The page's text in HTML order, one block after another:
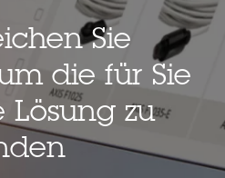
Eigentumswert
1.7 mm
Sie
die für Sie
Lösung zu